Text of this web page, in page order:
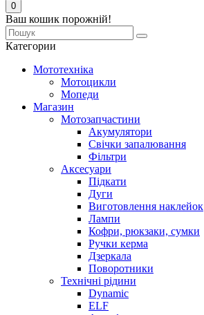
0
Ваш кошик порожній!
Категории
Мототехніка
Мотоцикли
Мопеди
Магазин
Мотозапчастини
Акумулятори
Свічки запалювання
Фільтри
Аксесуари
Підкати
Дуги
Виготовлення наклейок
Лампи
Кофри, рюкзаки, сумки
Ручки керма
Дзеркала
Поворотники
Технічні рідини
Dynamic
ELF